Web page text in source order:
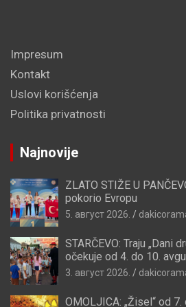
Impresum
Kontakt
Uslovi korišćenja
Politika privatnosti
Najnovije
ZLATO STIŽE U
pokorio Evropu
5. август 2026.
STARČEVO: Traju „Dani
očekuje od 4. do 10.
3. август 2026.
OMOLJICA: „Žisel“ od 7.